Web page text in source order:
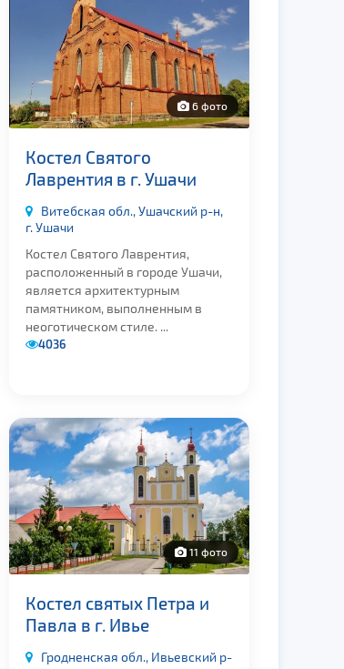
6 фото
Костел Святого
Лаврентия в г. Ушачи
Витебская обл., Ушачский р-н,
г. Ушачи
Костел Святого Лаврентия,
расположенный в городе Ушачи,
является архитектурным
памятником, выполненным в
неоготическом стиле. ...
4036
11 фото
Костел святых Петра и
Павла в г. Ивье
Гродненская обл., Ивьевский р-